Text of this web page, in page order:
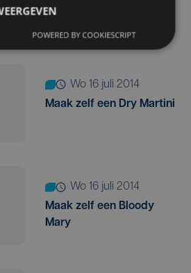
Fizney
wo 16 juli 2014
Maak zelf een Dry Martini
wo 16 juli 2014
Maak zelf een Bloody
Mary
POWERED BY COOKIESCRIPT